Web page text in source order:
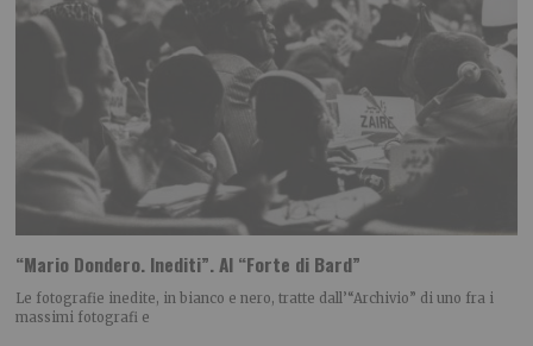
“Mario Dondero. Inediti”. Al “Forte di Bard”
Le fotografie inedite, in bianco e nero, tratte dall’“Archivio” di uno fra i
massimi fotografi e